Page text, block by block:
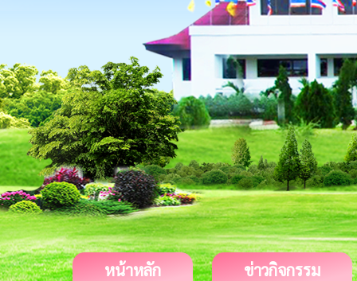
หน้าหลัก ข่าวกิจกรรม